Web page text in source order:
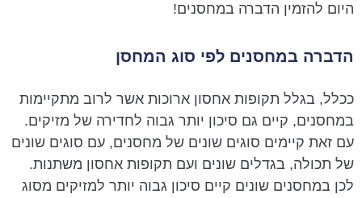
היום להזמין הדברה במחסנים!
הדברה במחסנים לפי סוג המחסן
ככלל, בגלל תקופות אחסון ארוכות אשר לרוב מתקיימות
במחסנים, קיים גם סיכון יותר גבוה לחדירה של מזיקים.
עם זאת קיימים סוגים שונים של מחסנים, עם סוגים שונים
של תכולה, בגדלים שונים ועם תקופות אחסון משתנות.
לכן במחסנים שונים קיים סיכון גבוה יותר למזיקים מסוג